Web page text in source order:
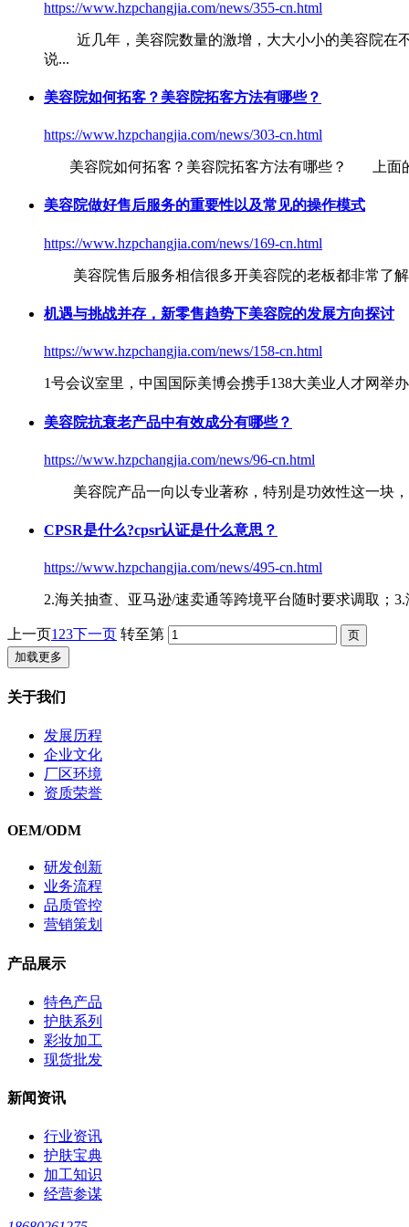
https://www.hzpchangjia.com/news/355-cn.html
近几年， 美容院数量的激增，大大小小的美容院在
说...
美容院如何拓客？ 美容院拓客方法有哪些？
https://www.hzpchangjia.com/news/303-cn.html
美容院如何拓客？ 美容院拓客方法有哪些？ 上面
美容院做好售后服务的重要性以及常见的操作模式
https://www.hzpchangjia.com/news/169-cn.html
美容院售后服务相信很多开美容院的老板都非常了
机遇与挑战并存，新零售趋势下美容院的发展方向探讨
https://www.hzpchangjia.com/news/158-cn.html
1号会议室里，中国国际美博会携手138大美业人才网举
美容院抗衰老产品中有效成分有哪些？
https://www.hzpchangjia.com/news/96-cn.html
美容院产品一向以专业著称，特别是功效性这一
CPSR是什么?cpsr认证是什么意思？
https://www.hzpchangjia.com/news/495-cn.html
2.海关抽查、亚马逊/速卖通等跨境平台随时要求调取；
上一页1 23下一页 转至第
加载更多
关于我们
发展历程
企业文化
厂区环境
资质荣誉
OEM/ODM
研发创新
业务流程
品质管控
营销策划
产品展示
特色产品
护肤系列
彩妆加工
现货批发
新闻资讯
行业资讯
护肤宝典
加工知识
经营参谋